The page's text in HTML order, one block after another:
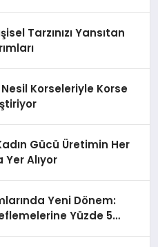
Tarzınızı Yansıtan
Korseleriyle Korse
Gücü Üretimin Her
Yer Alıyor
Yeni Dönem:
Yüzde 5